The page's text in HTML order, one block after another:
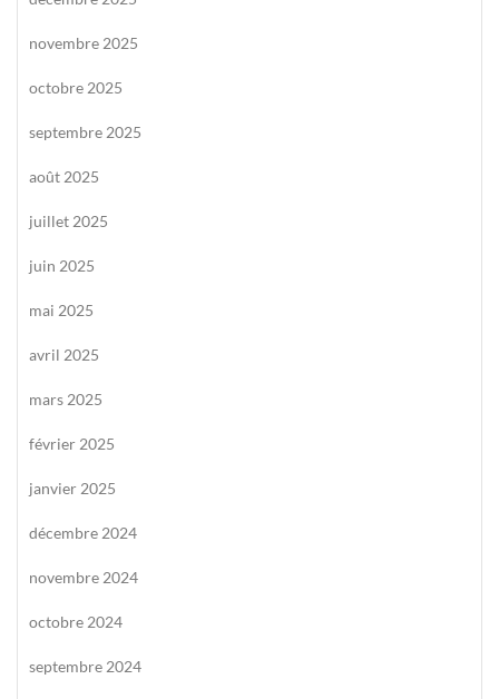
novembre 2025
octobre 2025
septembre 2025
août 2025
juillet 2025
juin 2025
mai 2025
avril 2025
mars 2025
février 2025
janvier 2025
décembre 2024
novembre 2024
octobre 2024
septembre 2024